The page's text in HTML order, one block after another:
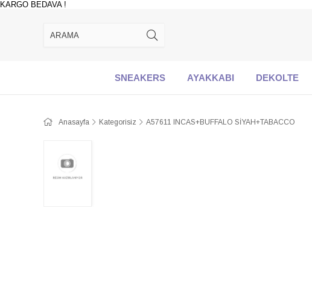
KARGO BEDAVA !
SNEAKERS AYAKKABI DEKOLTE
Anasayfa Kategorisiz A57611 INCAS+BUFFALO SİYAH+TABACCO